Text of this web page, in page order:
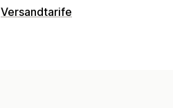
Etiketten und Verpackung
Versandtarife